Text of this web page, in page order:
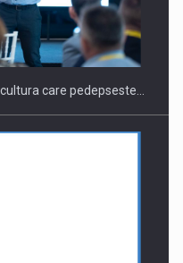
care pedepseste…